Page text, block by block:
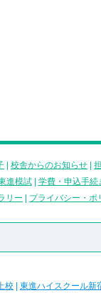
校舎からのお知らせ
進模試| 学費・申込手続
リー プライバシー・ポ
校 東進ハイスクール新